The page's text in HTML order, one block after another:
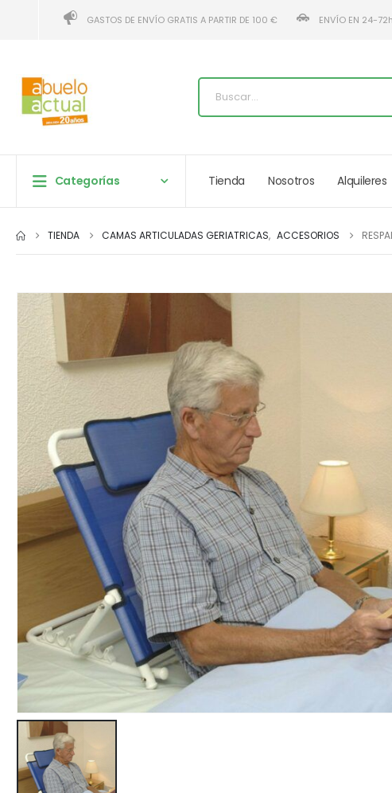
GASTOS DE ENVÍO GRATIS A PARTIR DE 100 € ENVÍO EN 24-72h
Categorías Tienda Nosotros Alquileres
TIENDA CAMAS ARTICULADAS GERIATRICAS, ACCESORIOS